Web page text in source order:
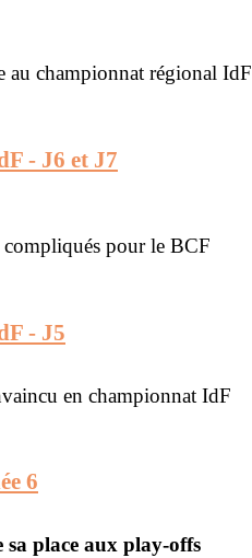
championnat régional IdF
- J6 et J7
pour le BCF
- J5
en championnat IdF
6
sa place aux play-offs